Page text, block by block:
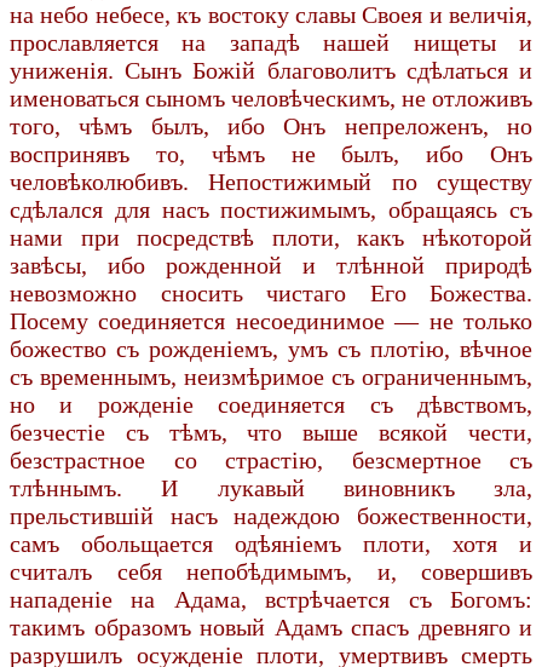
на небо небесе, къ востоку славы Своея и величія,
прославляется на западѣ нашей нищеты и
униженія. Сынъ Божій благоволитъ сдѣлаться и
именоваться сыномъ человѣческимъ, не отложивъ
того, чѣмъ былъ, ибо Онъ непреложенъ, но
воспринявъ то, чѣмъ не былъ, ибо Онъ
человѣколюбивъ. Непостижимый по существу
сдѣлался для насъ постижимымъ, обращаясь съ
нами при посредствѣ плоти, какъ нѣкоторой
завѣсы, ибо рожденной и тлѣнной природѣ
невозможно сносить чистаго Его Божества.
Посему соединяется несоединимое — не только
божество съ рожденіемъ, умъ съ плотію, вѣчное
съ временнымъ, неизмѣримое съ ограниченнымъ,
но и рожденіе соединяется съ дѣвствомъ,
безчестіе съ тѣмъ, что выше всякой чести,
безстрастное со страстію, безсмертное съ
тлѣннымъ. И лукавый виновникъ зла,
прельстившій насъ надеждою божественности,
самъ обольщается одѣяніемъ плоти, хотя и
считалъ себя непобѣдимымъ, и, совершивъ
нападеніе на Адама, встрѣчается съ Богомъ:
такимъ образомъ новый Адамъ спасъ древняго и
разрушилъ осужденіе плоти, умертвивъ смерть